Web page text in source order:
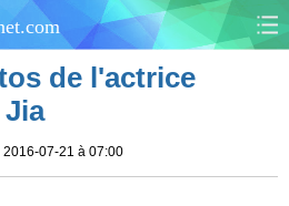
MONDE
de l'actrice
2016-07-21 à 07:00